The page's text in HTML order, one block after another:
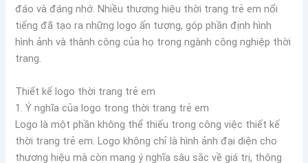
đáo và đáng nhớ. Nhiều thương hiệu thời trang trẻ em nổi
tiếng đã tạo ra những logo ấn tượng, góp phần định hình
hình ảnh và thành công của họ trong ngành công nghiệp thời
trang.
Thiết kế logo thời trang trẻ em
1. Ý nghĩa của logo trong thời trang trẻ em
Logo là một phần không thể thiếu trong công việc thiết kế
thời trang trẻ em. Logo không chỉ là hình ảnh đại diện cho
thương hiệu mà còn mang ý nghĩa sâu sắc về giá trị, thông